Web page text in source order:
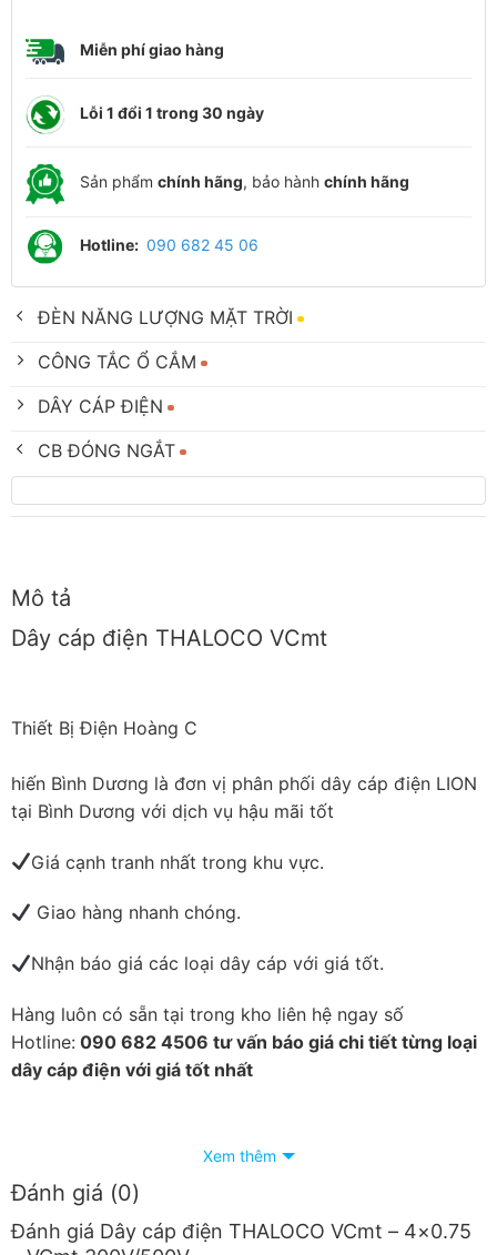
Miễn phí giao hàng
Lỗi 1 đổi 1 trong 30 ngày
Sản phẩm chính hãng, bảo hành chính hãng
Hotline: 090 682 45 06
ĐÈN NĂNG LƯỢNG MẶT TRỜI
CÔNG TẮC Ổ CẮM
DÂY CÁP ĐIỆN
CB ĐÓNG NGẮT
Mô tả
Dây cáp điện THALOCO VCmt
Thiết Bị Điện Hoàng C
hiến Bình Dương là đơn vị phân phối dây cáp điện LION
tại Bình Dương với dịch vụ hậu mãi tốt
Giá cạnh tranh nhất trong khu vực.
Giao hàng nhanh chóng.
Nhận báo giá các loại dây cáp với giá tốt.
Hàng luôn có sẵn tại trong kho liên hệ ngay số
Hotline: 090 682 4506 tư vấn báo giá chi tiết từng loại
dây cáp điện với giá tốt nhất
Xem thêm
Đánh giá (0)
Đánh giá Dây cáp điện THALOCO VCmt – 4×0.75